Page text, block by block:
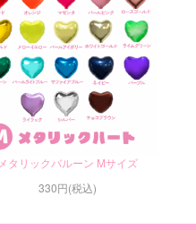
メタリックバルーン Mサイズ
330円(税込)